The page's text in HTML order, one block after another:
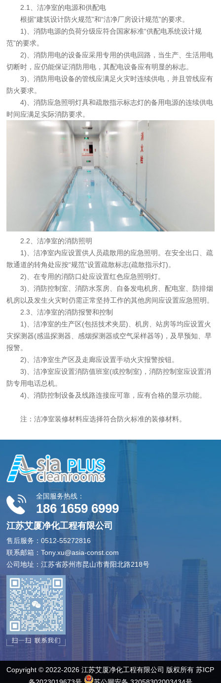
2.1、洁净室的电源和供配电
根据“建筑设计防火规范”和“洁净厂房设计规范”的要求。
1)、消防电源的负荷分级应符合国家标准“供配电系统设计规
范”的要求。
2)、消防用电的设备应采用专用的供电回路，当生产、生活用电
切断时，应仍能保证消防用电，其配电设备应有明显的标志。
3)、消防用电设备的管线应满足火灾时连续供电，并且管线应有
防火要求。
4)、消防应急照明灯具和疏散指示标志灯的备用电源的连续供电
时间应满足实际消防要求。
2.2、洁净室的消防照明
1)、洁净室内应设置供人员疏散用的应急照明。在安全出口、疏
散通道的转角处应按“规范”设置疏散标志(疏散指示灯)。
2)、在专用的消防口处应设置红色应急照明灯。
3)、消防控制室、消防水泵房、自备发电机房、配电室、防排烟
机房以及发生火灾时仍需正常坚持工作的其他房间应设置应急照明。
2.3、洁净室的消防报警和控制
1)、洁净室的生产区(包括技术夹层)、机房、站房等均应设置火
灾探测器(感温探测器、感烟探测器或空气采样器等)，及早预知、早
报警。
2)、洁净室生产区及走廊应设置手动火灾报警按钮。
3)、洁净室应设置消防值班室(或控制室)，消防控制室应设置消
防专用电话总机。
4)、消防控制设备及线路连接应可靠，应有合格的显示功能。
注：洁净室装修材料应选择符合防火标准的装修材料。
全国服务热线：
186 1659 6999
江苏艾厦净化工程有限公司
售后服务：0512-55272816
联系邮箱：Tony.xu@asia-const.com
公司地址：江苏省苏州市昆山市青阳北路218号
Copyright © 2022-2026 江苏艾厦净化工程有限公司 版权所有苏ICP